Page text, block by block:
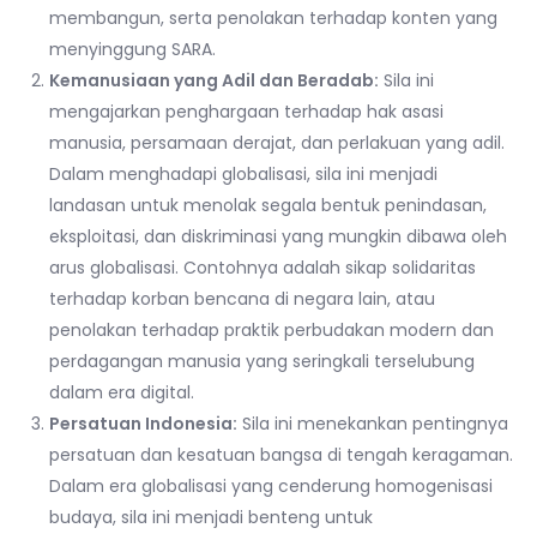
membangun, serta penolakan terhadap konten yang
menyinggung SARA.
Kemanusiaan yang Adil dan Beradab: Sila ini
mengajarkan penghargaan terhadap hak asasi
manusia, persamaan derajat, dan perlakuan yang adil.
Dalam menghadapi globalisasi, sila ini menjadi
landasan untuk menolak segala bentuk penindasan,
eksploitasi, dan diskriminasi yang mungkin dibawa oleh
arus globalisasi. Contohnya adalah sikap solidaritas
terhadap korban bencana di negara lain, atau
penolakan terhadap praktik perbudakan modern dan
perdagangan manusia yang seringkali terselubung
dalam era digital.
Persatuan Indonesia: Sila ini menekankan pentingnya
persatuan dan kesatuan bangsa di tengah keragaman.
Dalam era globalisasi yang cenderung homogenisasi
budaya, sila ini menjadi benteng untuk